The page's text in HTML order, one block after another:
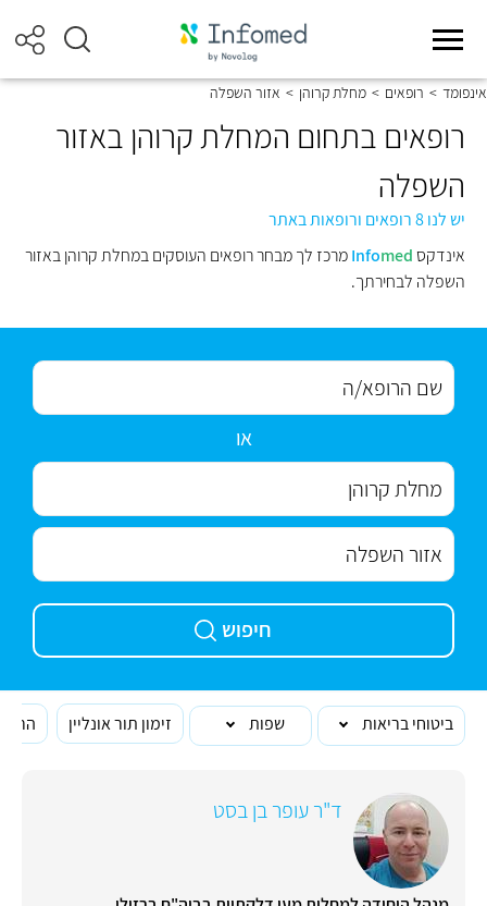
אינפומד > רופאים > מחלת קרוהן > אזור השפלה
רופאים בתחום המחלת קרוהן באזור
השפלה
יש לנו 8 רופאים ורופאות באתר
אינדקס
Infomed
מרכז לך מבחר רופאים העוסקים במחלת קרוהן באזור
השפלה לבחירתך.
או
חיפוש
ביטוחי בריאות שפות זימון תור אונליין
ד"ר עופר בן בסט